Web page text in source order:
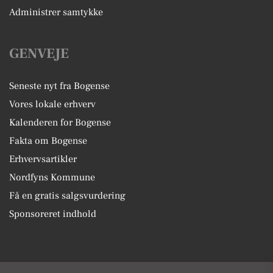
Administrer samtykke
GENVEJE
Seneste nyt fra Bogense
Vores lokale erhverv
Kalenderen for Bogense
Fakta om Bogense
Erhvervsartikler
Nordfyns Kommune
Få en gratis salgsvurdering
Sponsoreret indhold